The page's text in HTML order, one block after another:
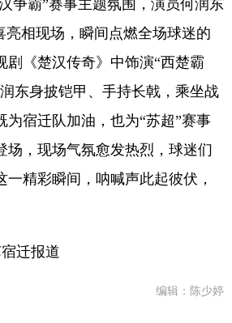
争霸”赛事主题氛围，演员何润东
亮相现场，瞬间点燃全场球迷的
剧《楚汉传奇》中饰演“西楚霸
东身披铠甲、手持长戟，乘坐战
为宿迁队加油，也为“苏超”赛事
场，现场气氛愈发热烈，球迷们
一精彩瞬间，呐喊声此起彼伏，
迁报道
编辑：陈少婷